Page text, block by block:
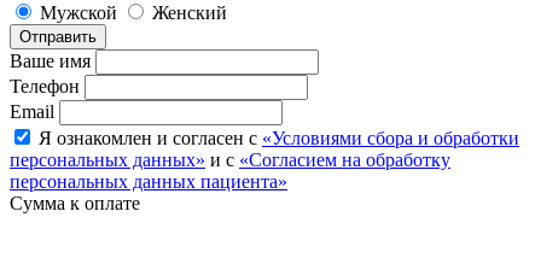
Мужской
Женский
Отправить
Ваше имя
Телефон
Email
Я ознакомлен и согласен с «Условиями сбора и обработки
персональных данных» и с «Согласием на обработку
персональных данных пациента»
Сумма к оплате